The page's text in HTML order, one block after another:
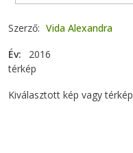
Szerző
Vida Alexandra
Év
2016
térkép
Kiválasztott kép vagy térkép